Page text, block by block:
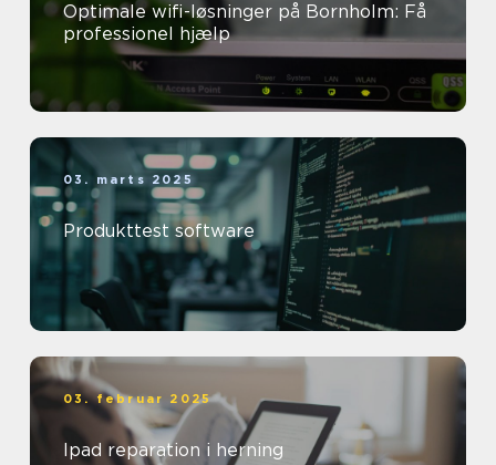
Optimale wifi-løsninger på Bornholm: Få
professionel hjælp
03. marts 2025
Produkttest software
03. februar 2025
Ipad reparation i herning